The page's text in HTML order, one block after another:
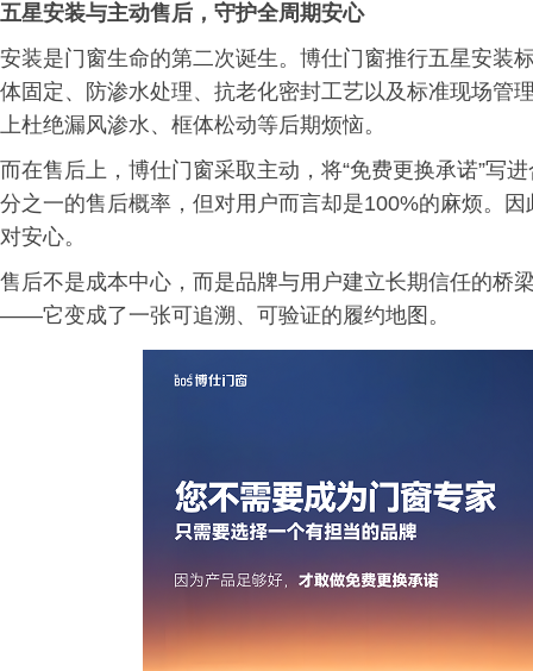
五星安装与主动售后 ， 守护全周期安心
安装是门窗生命的第二次诞生。博仕门窗推行五星安装
体固定、防渗水处理、抗老化密封工艺以及标准现场管
上杜绝漏风渗水、框体松动等后期烦恼。
而在售后上，博仕门窗采取主动，将“免费更换承诺”写
分之一的售后概率，但对用户而言却是100%的麻烦。
对安心。
售后不是成本中心，而是品牌与用户建立长期信任的桥
——它变成了一张可追溯、可验证的履约地图。